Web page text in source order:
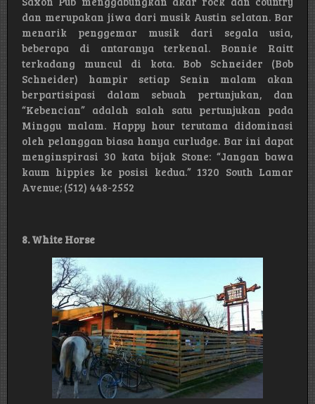
dan merupakan jiwa dari musik Austin selatan. Bar
menarik penggemar musik dari segala usia,
beberapa di antaranya terkenal. Bonnie Raitt
terkadang muncul di kota. Bob Schneider (Bob
Schneider) hampir setiap Senin malam akan
berpartisipasi dalam sebuah pertunjukan, dan
“Kebencian” adalah salah satu pertunjukan pada
Minggu malam. Happy hour terutama didominasi
oleh pelanggan biasa hanya curludge. Bar ini dapat
menginspirasi 30 kata bijak Stone: “Jangan bawa
kaum hippies ke posisi kedua.” 1320 South Lamar
Avenue; (512) 448-2552
8. White Horse